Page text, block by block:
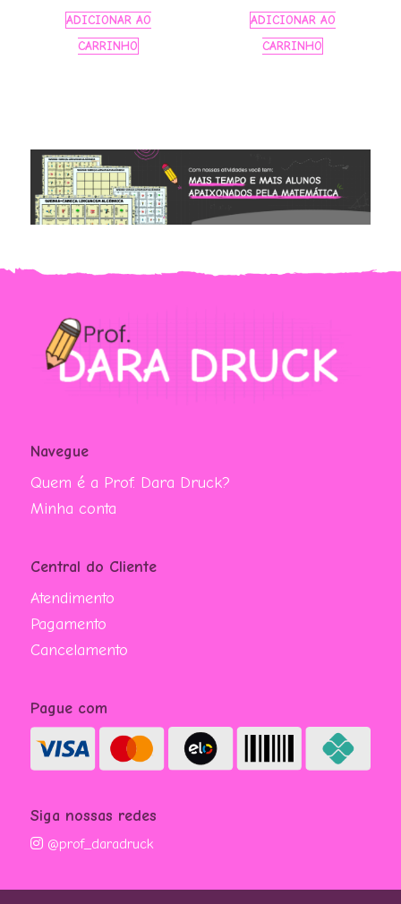
preço
original
preço
atual
ADICIONAR AO
CARRINHO
preço
original
preço
atual
ADICIONAR AO
CARRINHO
Navegue
Quem é a Prof. Dara Druck?
Minha conta
Central do Cliente
Atendimento
Pagamento
Cancelamento
Pague com
Siga nossas redes
@prof_daradruck